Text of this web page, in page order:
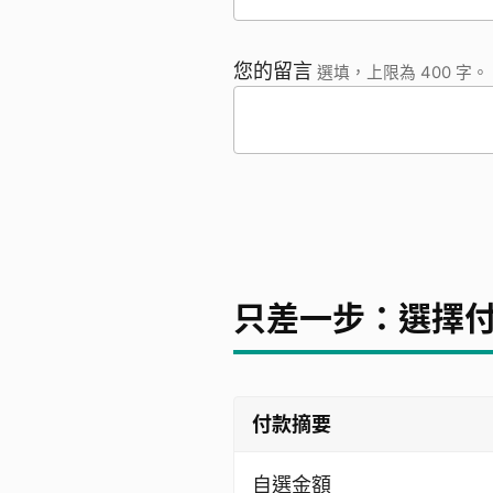
您的留言 選填，上限為 400 字。
只差一步：選擇
付款摘要
自選金額